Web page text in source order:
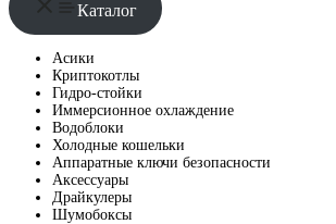
Каталог
Асики
Криптокотлы
Гидро-стойки
Иммерсионное охлаждение
Водоблоки
Холодные кошельки
Аппаратные ключи безопасности
Аксессуары
Драйкулеры
Шумобоксы